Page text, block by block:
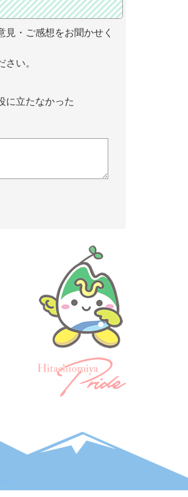
・ご感想をお聞かせく
い。
に立たなかった